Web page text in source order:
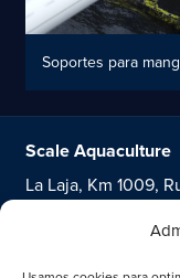
Soportes para
Scale Aquaculture
La Laja, Km 1009,